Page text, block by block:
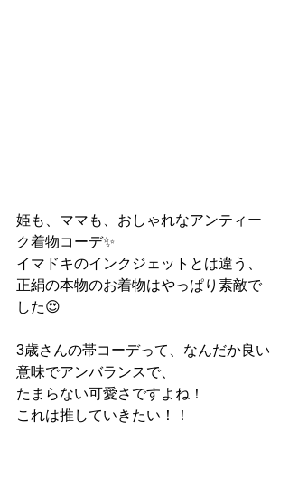
姫も、ママも、おしゃれなアンティー
ク着物コーデ✨
イマドキのインクジェットとは違う、
正絹の本物のお着物はやっぱり素敵で
した😍
3歳さんの帯コーデって、なんだか良い
意味でアンバランスで、
たまらない可愛さですよね！
これは推していきたい！！